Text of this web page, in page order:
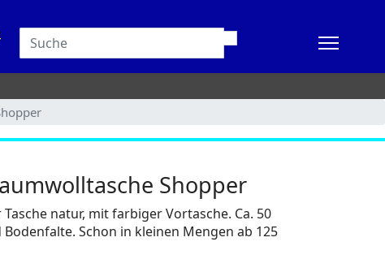
Shopper
natur, mit farbiger Vortasche. Ca. 50
Schon in kleinen Mengen ab 125